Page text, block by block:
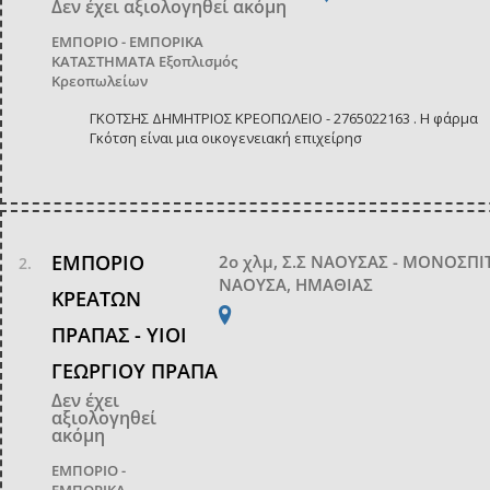
Δεν έχει αξιολογηθεί ακόμη
ΕΜΠΟΡΙΟ - ΕΜΠΟΡΙΚΑ
ΚΑΤΑΣΤΗΜΑΤΑ Εξοπλισμός
Κρεοπωλείων
ΓΚΟΤΣΗΣ ΔΗΜΗΤΡΙΟΣ ΚΡΕΟΠΩΛΕΙΟ - 2765022163 . Η φάρμα
Γκότση είναι μια οικογενειακή επιχείρησ
ΕΜΠΟΡΙΟ
ΚΡΕΑΤΩΝ
ΠΡΑΠΑΣ - ΥΙΟΙ
ΓΕΩΡΓΙΟΥ ΠΡΑΠΑ
Δεν έχει
αξιολογηθεί
ακόμη
ΕΜΠΟΡΙΟ -
2ο χλμ, Σ.Σ ΝΑΟΥΣΑΣ -
ΝΑΟΥΣΑ, ΗΜΑΘΙΑΣ